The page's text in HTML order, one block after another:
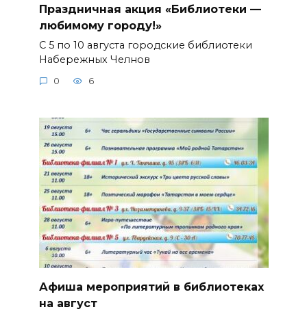
Праздничная акция «Библиотеки —
любимому городу!»
С 5 по 10 августа городские библиотеки
Набережных Челнов
0 6
Афиша мероприятий в библиотеках
на август